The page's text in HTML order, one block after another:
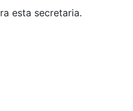
esta secretaria.